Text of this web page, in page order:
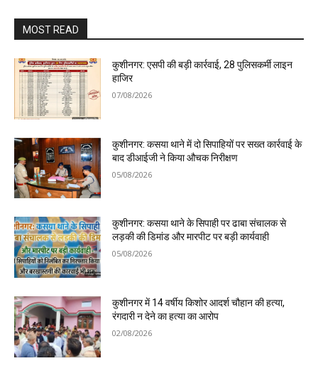
MOST READ
कुशीनगर: एसपी की बड़ी कार्रवाई, 28 पुलिसकर्मी लाइन
हाजिर
07/08/2026
कुशीनगर: कसया थाने में दो सिपाहियों पर सख्त कार्रवाई के
बाद डीआईजी ने किया औचक निरीक्षण
05/08/2026
कुशीनगर: कसया थाने के सिपाही पर ढाबा संचालक से
लड़की की डिमांड और मारपीट पर बड़ी कार्यवाही
05/08/2026
कुशीनगर में 14 वर्षीय किशोर आदर्श चौहान की हत्या,
रंगदारी न देने का हत्या का आरोप
02/08/2026